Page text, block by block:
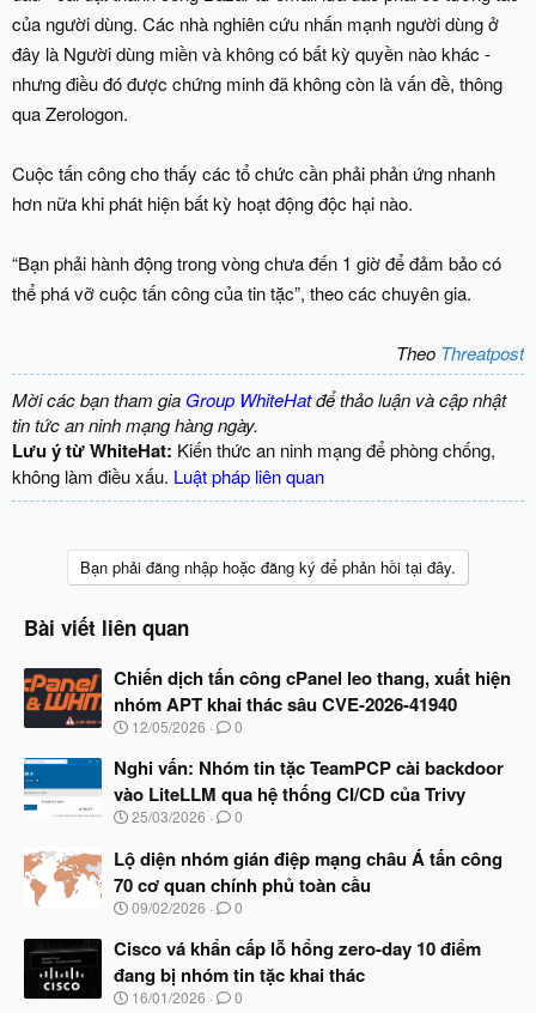
của người dùng. Các nhà nghiên cứu nhấn mạnh người dùng ở
đây là Người dùng miền và không có bất kỳ quyền nào khác -
nhưng điều đó được chứng minh đã không còn là vấn đề, thông
qua Zerologon.
Cuộc tấn công cho thấy các tổ chức cần phải phản ứng nhanh
hơn nữa khi phát hiện bất kỳ hoạt động độc hại nào.
“Bạn phải hành động trong vòng chưa đến 1 giờ để đảm bảo có
thể phá vỡ cuộc tấn công của tin tặc”, theo các chuyên gia.
Theo Threatpost
Mời các bạn tham gia Group WhiteHatđể thảo luận và cập nhật
tin tức an ninh mạng hàng ngày.
Lưu ý từ WhiteHat: Kiến thức an ninh mạng để phòng chống,
không làm điều xấu. Luật pháp liên quan
Bạn phải đăng nhập hoặc đăng ký để phản hồi tại đây.
Bài viết liên quan
Chiến dịch tấn công cPanel leo thang, xuất hiện
nhóm APT khai thác sâu CVE-2026-41940
N
à
y
b
ắ
đ
ầ
u
12/05/2026 0
Nghi vấn: Nhóm tin tặc TeamPCP cài backdoor
vào LiteLLM qua hệ thống CI/CD của Trivy
N
à
y
b
ắ
đ
ầ
u
25/03/2026 0
Lộ diện nhóm gián điệp mạng châu Á tấn công
70 cơ quan chính phủ toàn cầu
N
à
b
ắ
09/02/2026 0
Cisco vá khẩn cấp lỗ hổng zero-day 10 điểm
đang bị nhóm tin tặc khai thác
N
16/01/2026 0